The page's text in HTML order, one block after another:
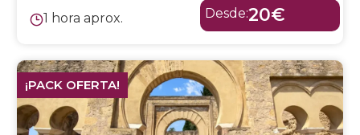
1 hora aprox. Desde:20€
¡PACK OFERTA!